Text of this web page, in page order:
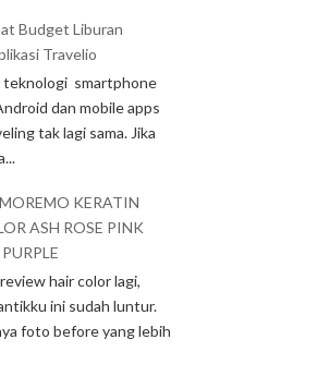
Budget Liburan
Travelio
teknologi smartphone
dan mobile apps
tak lagi sama. Jika
KERATIN
ASH ROSE PINK
hair color lagi,
ini sudah luntur.
foto before yang lebih